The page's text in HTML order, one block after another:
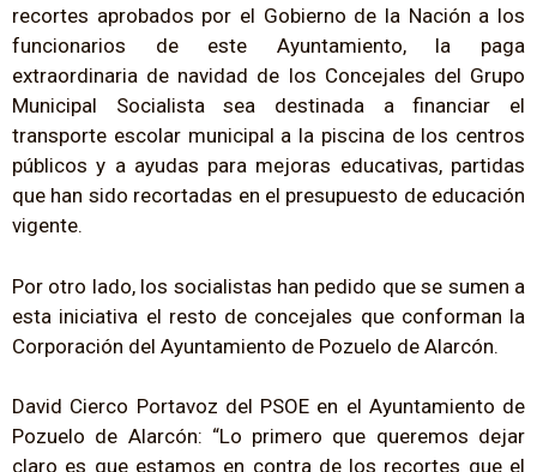
recortes aprobados por el Gobierno de la Nación a los
funcionarios de este Ayuntamiento, la paga
extraordinaria de navidad de los Concejales del Grupo
Municipal Socialista sea destinada a financiar el
transporte escolar municipal a la piscina de los centros
públicos y a ayudas para mejoras educativas, partidas
que han sido recortadas en el presupuesto de educación
vigente.
Por otro lado, los socialistas han pedido que se sumen a
esta iniciativa el resto de concejales que conforman la
Corporación del Ayuntamiento de Pozuelo de Alarcón.
David Cierco Portavoz del PSOE en el Ayuntamiento de
Pozuelo de Alarcón: “Lo primero que queremos dejar
claro es que estamos en contra de los recortes que el